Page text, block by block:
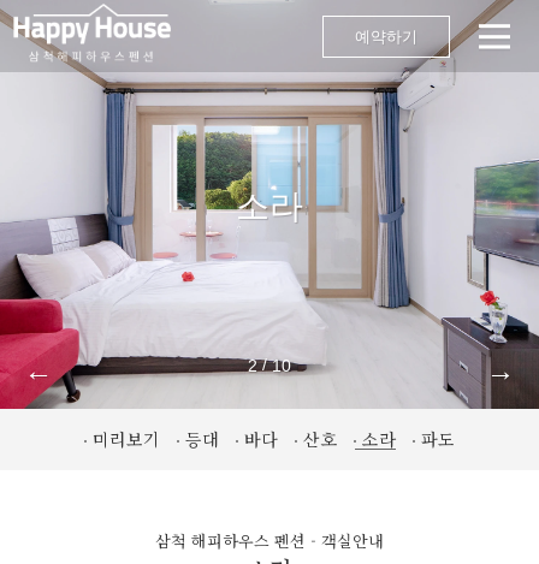
예약하기
소라
← 2/10 →
미리보기 등대 바다 산호 소라 파도
삼척 해피하우스 펜션 - 객실안내